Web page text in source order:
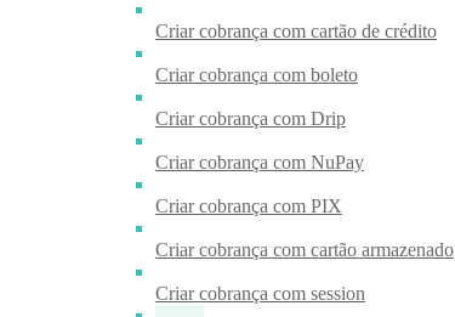
Criar cobrança com cartão de crédito
Criar cobrança com boleto
Criar cobrança com Drip
Criar cobrança com NuPay
Criar cobrança com PIX
Criar cobrança com cartão armazenado
Criar cobrança com session